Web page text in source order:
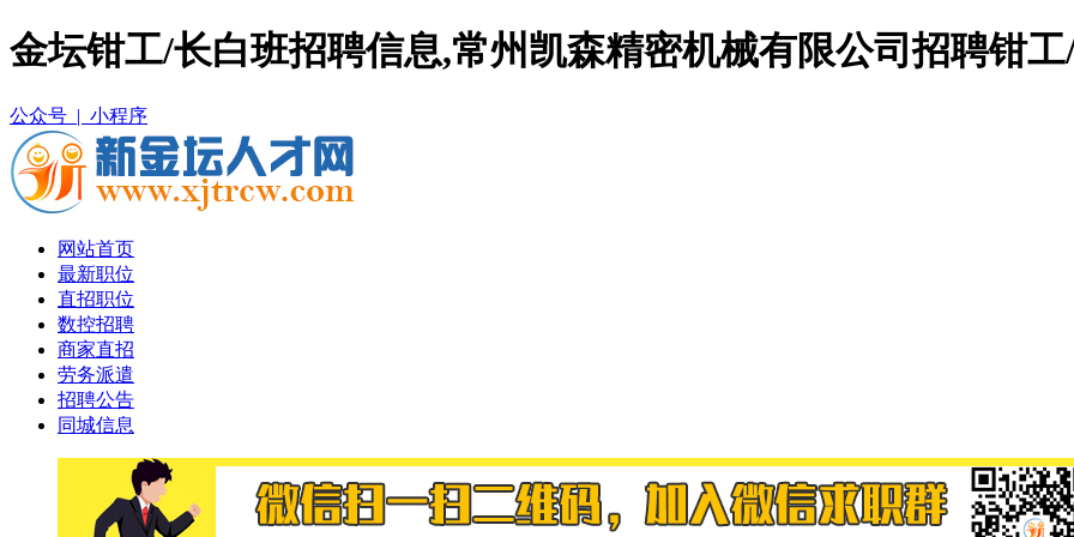
金坛钳工/长白班招聘信息,常州凯森精密机械有限公司招聘钳
公众号 | 小程序
网站首页
最新职位
直招职位
数控招聘
商家直招
劳务派遣
招聘公告
同城信息